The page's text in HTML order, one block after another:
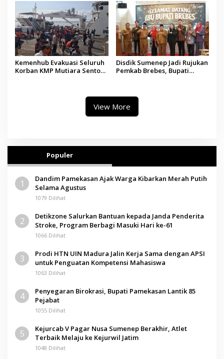
Kemenhub Evakuasi Seluruh
Korban KMP Mutiara Sentosa
Disdik Sumenep Jadi Rujukan
Pemkab Brebes, Bupati
View More
Populer
1
Dandim Pamekasan Ajak Warga Kibarkan Merah Putih
Selama Agustus
1079 Dilihat
2
Detikzone Salurkan Bantuan kepada Janda Penderita
Stroke, Program Berbagi Masuki Hari ke-61
1066 Dilihat
3
Prodi HTN UIN Madura Jalin Kerja Sama dengan APSI
untuk Penguatan Kompetensi Mahasiswa
1063 Dilihat
4
Penyegaran Birokrasi, Bupati Pamekasan Lantik 85
Pejabat
1055 Dilihat
5
Kejurcab V Pagar Nusa Sumenep Berakhir, Atlet
Terbaik Melaju ke Kejurwil Jatim
1048 Dilihat